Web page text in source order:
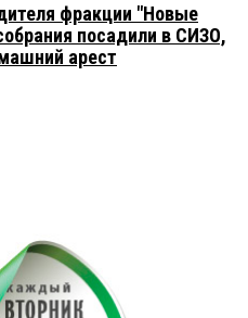
фракции "Новые
посадили в СИЗО,
арест